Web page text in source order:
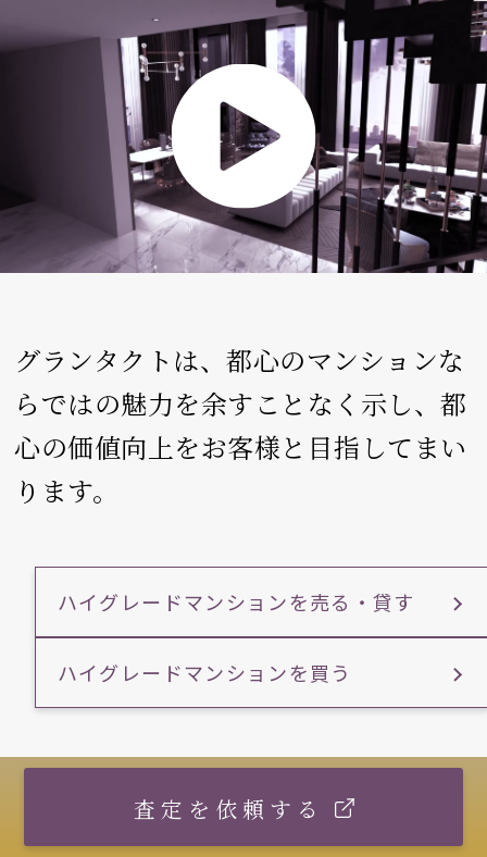
グランタクトは、都心のマンションな
らではの魅力を余すことなく示し、都
心の価値向上をお客様と目指してまい
ります。
ハイグレードマンションを売る・貸す
ハイグレードマンションを買う
査定を依頼する